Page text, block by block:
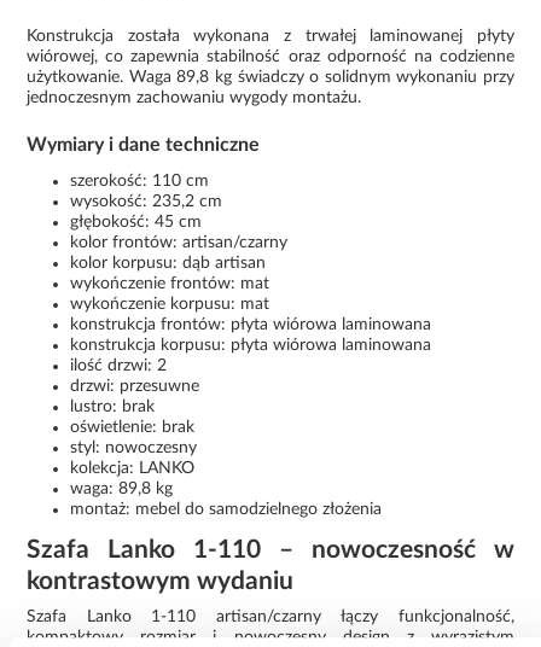
Konstrukcja została wykonana z trwałej laminowanej płyty
wiórowej, co zapewnia stabilność oraz odporność na codzienne
użytkowanie. Waga 89,8 kg świadczy o solidnym wykonaniu przy
jednoczesnym zachowaniu wygody montażu.
Wymiary i dane techniczne
szerokość: 110 cm
wysokość: 235,2 cm
głębokość: 45 cm
kolor frontów: artisan/czarny
kolor korpusu: dąb artisan
wykończenie frontów: mat
wykończenie korpusu: mat
konstrukcja frontów: płyta wiórowa laminowana
konstrukcja korpusu: płyta wiórowa laminowana
ilość drzwi: 2
drzwi: przesuwne
lustro: brak
oświetlenie: brak
styl: nowoczesny
kolekcja: LANKO
waga: 89,8 kg
montaż: mebel do samodzielnego złożenia
Szafa Lanko 1-110 – nowoczesność w
kontrastowym wydaniu
Szafa Lanko 1-110 artisan/czarny łączy funkcjonalność,
kompaktowy rozmiar i nowoczesny design z wyrazistym